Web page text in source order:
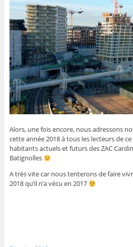
Alors, une fois encore, nous adressons
cette année 2018 à tous les lecteurs de
habitants actuels et futurs des ZAC
Batignolles
A très vite car nous tenterons de faire
2018 qu’il n’a vécu en 2017